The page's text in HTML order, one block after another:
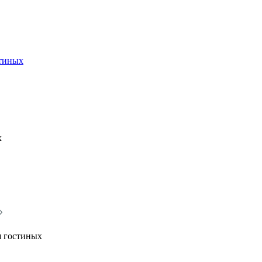
гостиных